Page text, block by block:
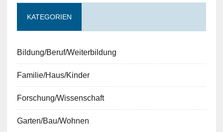
KATEGORIEN
Bildung/Beruf/Weiterbildung
Familie/Haus/Kinder
Forschung/Wissenschaft
Garten/Bau/Wohnen